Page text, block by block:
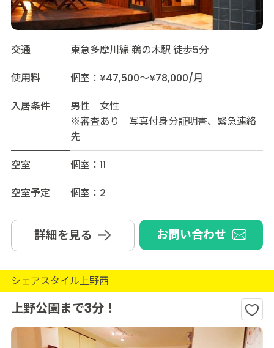
交通
東急多摩川線 鵜の木駅 徒歩5分
使用料
個室：¥47,500～¥78,000/月
入居条件
男性 女性
※審査あり 写真付身分証明書、緊急連絡
先
空室
個室：11
空室予定
個室：2
詳細を見る お問い合わせ
シェアスタイル上野西
上野公園まで3分！